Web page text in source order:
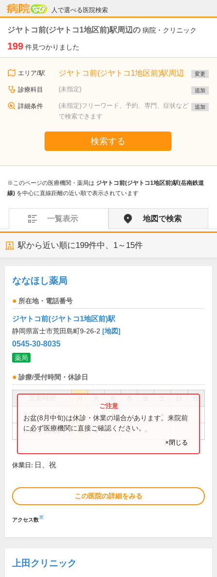
人で選べる医院検索
病院なび
ジヤトコ前(ジヤトコ1地区前)駅周辺の 病院・クリニック
199 件見つかりました
エリア/駅 ジヤトコ前(ジヤトコ1地区前)駅周辺 変更
診療科目 (未指定) 追加
詳細条件
(未指定)フリーワード、予約、専門、症状など
で検索できます
追加
検索する
※このページの医療機関・薬局は ジヤトコ前(ジヤトコ1地区前)駅(岳南鉄道
線) を中心に直線距離の近い順で表示されています
一覧表示 地図で検索
駅から近い順に199件中、 1～15件
ななほし薬局
所在地・電話番号
ジヤトコ前(ジヤトコ1地区前)駅
静岡県富士市荒田島町9-26-2 [地図]
0545-30-8035
薬局
診療/受付時間・休診日
祝
9:00～13:00 ●
9:00～18:00 ● ● ●
お盆(8月中旬)は休診・休業の場合があります。来院前
に必ず医療機関に直接ご確認ください。
×閉じる
休業日: 日、祝
この医院の詳細をみる
アクセス数※
上田クリニック